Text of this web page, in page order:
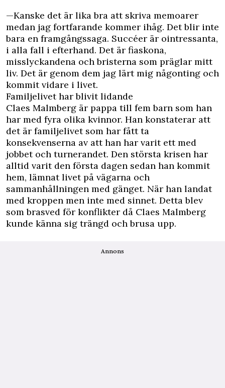
—Kanske det är lika bra att skriva memoarer
medan jag fortfarande kommer ihåg. Det blir inte
bara en framgångssaga. Succéer är ointressanta,
i alla fall i efterhand. Det är fiaskona,
misslyckandena och bristerna som präglar mitt
liv. Det är genom dem jag lärt mig någonting och
kommit vidare i livet.
Familjelivet har blivit lidande
Claes Malmberg är pappa till fem barn som han
har med fyra olika kvinnor. Han konstaterar att
det är familjelivet som har fått ta
konsekvenserna av att han har varit ett med
jobbet och turnerandet. Den största krisen har
alltid varit den första dagen sedan han kommit
hem, lämnat livet på vägarna och
sammanhållningen med gänget. När han landat
med kroppen men inte med sinnet. Detta blev
som brasved för konflikter då Claes Malmberg
kunde känna sig trängd och brusa upp.
Annons